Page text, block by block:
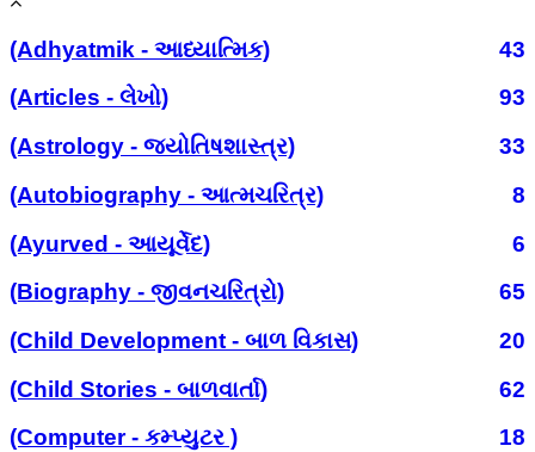
(Adhyatmik - આધ્યાત્મિક)
43
(Articles - લેખો)
93
(Astrology - જ્યોતિષશાસ્ત્ર)
33
(Autobiography - આત્મચરિત્ર)
8
(Ayurved - આયૂર્વેદ)
6
(Biography - જીવનચરિત્રો)
65
(Child Development - બાળ વિકાસ)
20
(Child Stories - બાળવાર્તા)
62
(Computer - કમ્પ્યુટર )
18